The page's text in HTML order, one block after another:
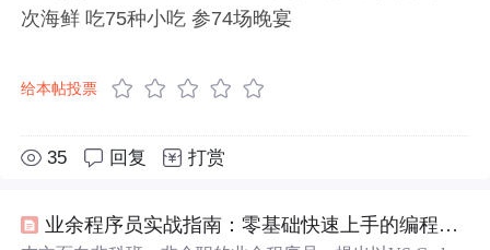
次海鲜 吃75种小吃 参74场晚宴
给本帖投票
35 回复 打赏
业余程序员实战指南：零基础快速上手的编程方法论